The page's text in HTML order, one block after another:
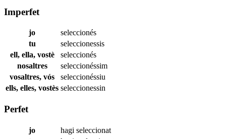
Imperfet
jo
seleccionés
tu
seleccionessis
ell, ella, vostè
seleccionés
nosaltres
seleccionéssim
vosaltres, vós
seleccionéssiu
ells, elles, vostès seleccionessin
Perfet
jo hagi seleccionat